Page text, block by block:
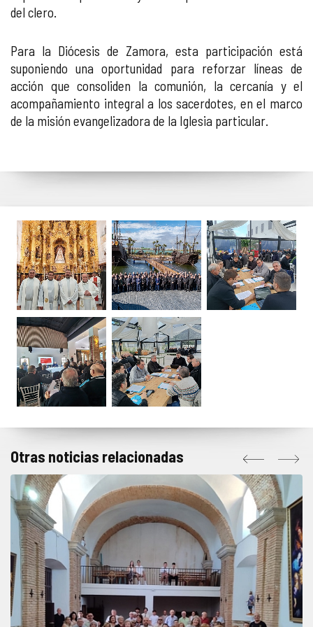
del clero.
Para la Diócesis de Zamora, esta participación está
suponiendo una oportunidad para reforzar líneas de
acción que consoliden la comunión, la cercanía y el
acompañamiento integral a los sacerdotes, en el marco
de la misión evangelizadora de la Iglesia particular.
Otras noticias relacionadas